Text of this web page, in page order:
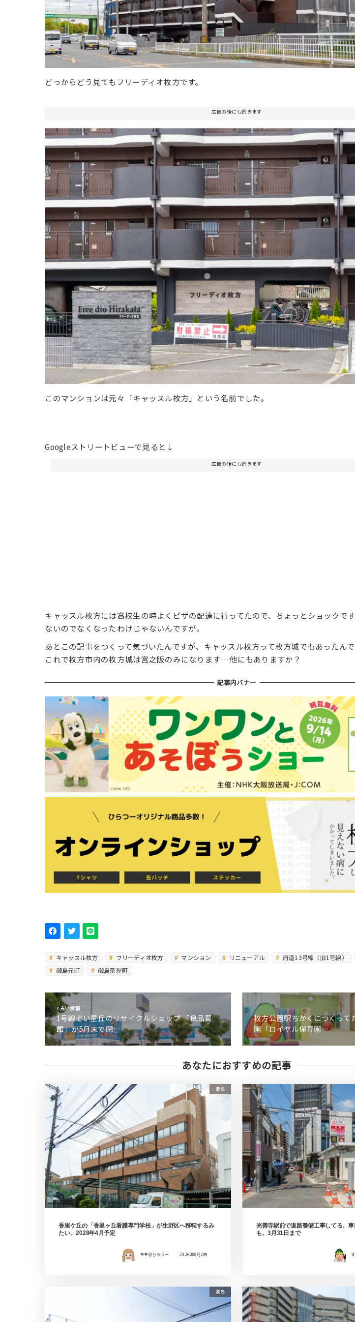
どっからどう見てもフリーディオ枚方です。
広告の後にも続きます
このマンションは元々「キャッスル枚方」という名前でした。
Googleストリートビューで見ると↓
広告の後にも続きます
キャッスル枚方には高校生の時よくピザの配達に行ってたので、ちょっとショックで
ないのでなくなったわけじゃないんですが。
あとこの記事をつくって気づいたんですが、キャッスル枚方って枚方城でもあったんで
これで枚方市内の枚方城は宮之阪のみになります…他にもありますか？
記事内バナー
キャッスル枚方 フリーディオ枚方 マンション リニューアル 府道13号線（旧1号線）
磯島元町
磯島茶屋町
古い投稿
1号線ぞい星丘のリサイクルショップ 「良品買
館」が5月末で閉…
枚方公園駅ちかくにつくって
園「ロイヤル保育園…
あなたにおすすめの記事
まち
香里ケ丘の「香里ヶ丘看護専門学校」が生野区へ移転するみ
たい。2028年4月予定
モモ＠ひらつー 2026年8月2日
光善寺駅前で道路整備工事してる。
も。3月31日まで
まち